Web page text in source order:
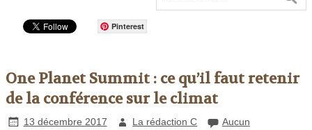
Pinterest
One Planet Summit : ce qu’il faut retenir
de la conférence sur le climat
13 décembre 2017 La rédaction C
Aucun